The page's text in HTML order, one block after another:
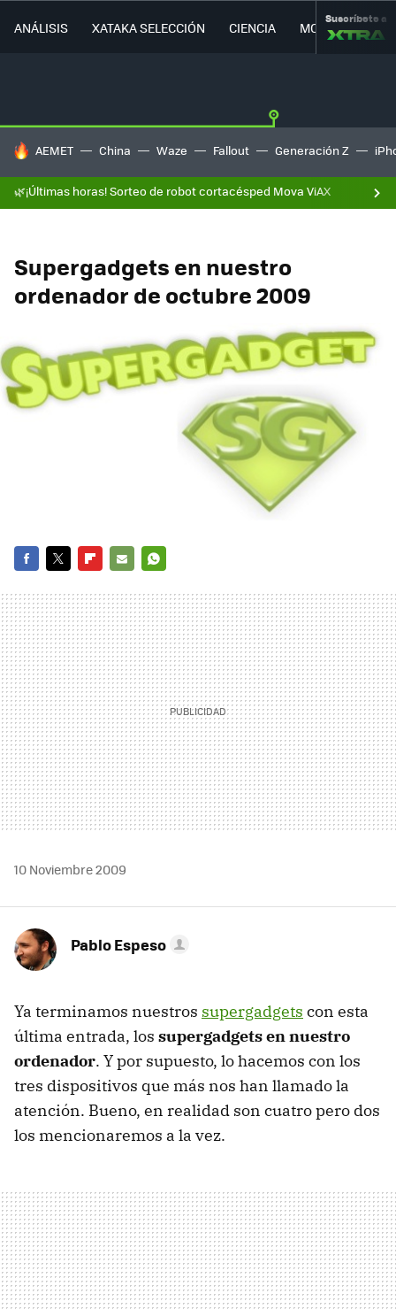
ANÁLISIS XATAKA SELECCIÓN CIENCIA MOVILIDAD
Suscríbete a
HOY SE HABLA DE
AEMET China Waze Fallout Generación Z
🌿¡Últimas horas! Sorteo de robot cortacésped Mova ViAX
Supergadgets en nuestro
ordenador de octubre 2009
MAIL
10 Noviembre 2009
Pablo Espeso
Ya terminamos nuestros supergadgets con esta
última entrada, los supergadgets en nuestro
ordenador. Y por supuesto, lo hacemos con los
tres dispositivos que más nos han llamado la
atención. Bueno, en realidad son cuatro pero dos
los mencionaremos a la vez.